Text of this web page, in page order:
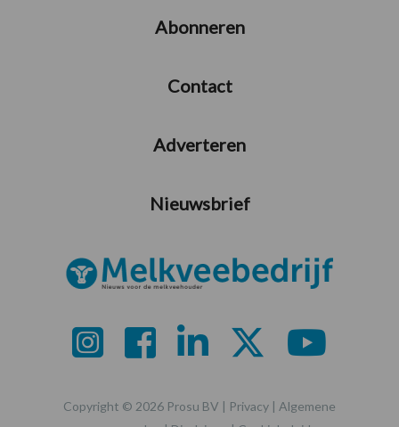
Abonneren
Contact
Adverteren
Nieuwsbrief
Copyright © 2026 Prosu BV | Privacy | Algemene